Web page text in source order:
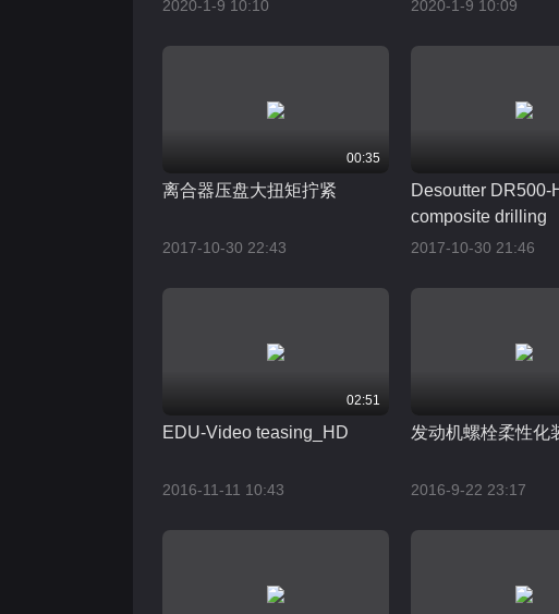
2020-1-9 10:10 2020-1-9 10:09
00:35
离合器压盘大扭矩拧紧
2017-10-30 22:43
Desoutter DR500-
composite drilling
2017-10-30 21:46
02:51
EDU-Video teasing_HD
2016-11-11 10:43
发动机螺栓柔性化
2016-9-22 23:17